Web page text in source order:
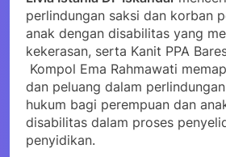
perlindungan saksi dan korban
anak dengan disabilitas yang
kekerasan, serta Kanit PPA
Kompol Ema Rahmawati
dan peluang dalam
hukum bagi perempuan dan
disabilitas dalam proses
penyidikan.